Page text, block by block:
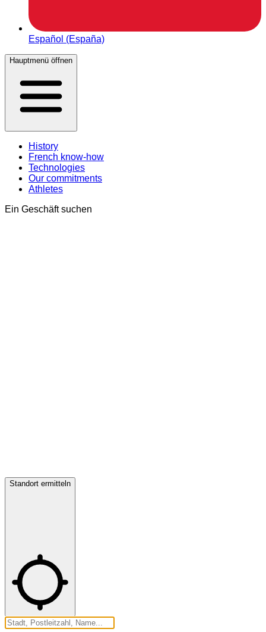
Español (España)
Hauptmenü öffnen
History
French know-how
Technologies
Our commitments
Athletes
Ein Geschäft suchen
Standort ermitteln